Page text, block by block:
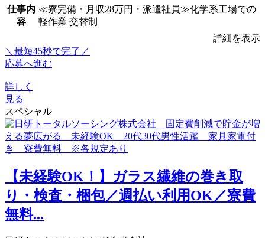
仕事内
容
≪寮完備・月収28万円・派遣社員≫化学系工場での
軽作業 交替制
詳細を表示
＼最短45秒で完了／
応募へ進む
詳しく
見る
スペシャル
【未経験OK！】ガラス繊維の巻き取
り・検査・梱包／週払い利用OK／寮費
無料...